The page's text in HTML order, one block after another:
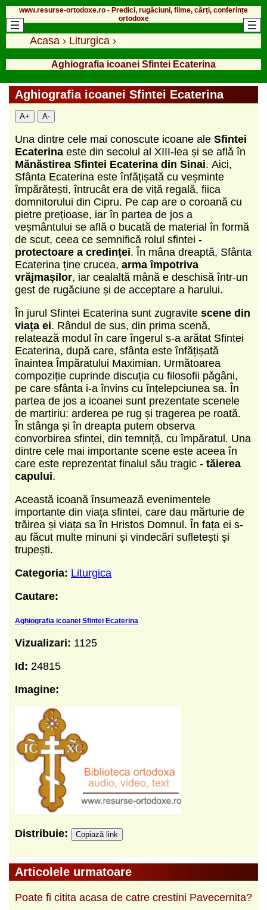
www.resurse-ortodoxe.ro - Predici, rugăciuni, filme, cărți, conferințe
ortodoxe
Acasa › Liturgica ›
Aghiografia icoanei Sfintei Ecaterina
Aghiografia icoanei Sfintei Ecaterina
A+ A-
Una dintre cele mai conoscute icoane ale Sfintei
Ecaterina este din secolul al XIII-lea și se află în
Mănăstirea Sfintei Ecaterina din Sinai. Aici,
Sfânta Ecaterina este înfățișată cu veșminte
împărătești, întrucât era de viță regală, fiica
domnitorului din Cipru. Pe cap are o coroană cu
pietre prețioase, iar în partea de jos a
veșmântului se află o bucată de material în formă
de scut, ceea ce semnifică rolul sfintei -
protectoare a credinței. În mâna dreaptă, Sfânta
Ecaterina ține crucea, arma împotriva
vrăjmașilor, iar cealaltă mână e deschisă într-un
gest de rugăciune și de acceptare a harului.
În jurul Sfintei Ecaterina sunt zugravite scene din
viața ei. Rândul de sus, din prima scenă,
relatează modul în care îngerul s-a arătat Sfintei
Ecaterina, după care, sfânta este înfățișată
înaintea Împăratului Maximian. Următoarea
compoziție cuprinde discuția cu filosofii păgâni,
pe care sfânta i-a învins cu înțelepciunea sa. În
partea de jos a icoanei sunt prezentate scenele
de martiriu: arderea pe rug și tragerea pe roată.
În stânga și în dreapta putem observa
convorbirea sfintei, din temniță, cu împăratul. Una
dintre cele mai importante scene este aceea în
care este reprezentat finalul său tragic - tăierea
capului.
Această icoană însumează evenimentele
importante din viața sfintei, care dau mărturie de
trăirea și viața sa în Hristos Domnul. În fața ei s-
au făcut multe minuni și vindecări sufletești și
trupești.
Categoria: Liturgica
Cautare:
Aghiografia icoanei Sfintei Ecaterina
Vizualizari: 1125
Id: 24815
Imagine:
Distribuie: Copiază link
Articolele urmatoare
Poate fi citita acasa de catre crestini Pavecernita?